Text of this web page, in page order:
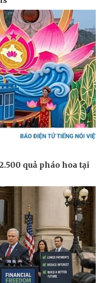
Công nghệ
Sành điệu
Tin Công nghệ
Trải nghiệm
Chuyển đổi số